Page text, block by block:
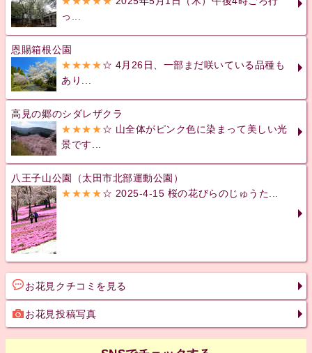
っ...
恩賜箱根公園
★★★★☆ 4月26日、一部まだ咲いている品種も
あり...
高見の郷のシダレザクラ
★★★★☆ 山全体がピンク色に染まって美しい光
景です...
八王子山公園（太田市北部運動公園）
★★★★☆ 2025-4-15 桜の花びらのじゅうた...
お花見クチコミを見る
お花見投稿写真